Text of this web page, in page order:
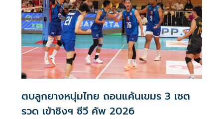
ต้นยาง
ตบลูกยางหนุ่มไทย ถอนแค้นเขมร 3 เซต
รวด เข้าชิงฯ ซีวี คัพ 2026